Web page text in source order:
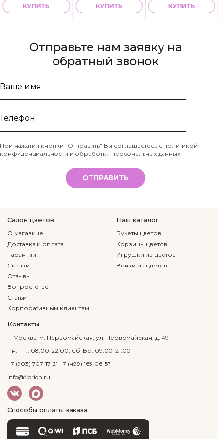
КУПИТЬ КУПИТЬ КУПИТЬ
Отправьте нам заявку на
обратный звонок
Ваше
Телефон
*
При нажатии кнопки "Отправить" Вы соглашаетесь с политикой
конфиденциальности и обработки персональных данных
ОТПРАВИТЬ
Салон цветов
О магазине
Доставка и оплата
Гарантии
Скидки
Отзывы
Вопрос-ответ
Статьи
Корпоративным клиентам
Наш каталог
Букеты цветов
Корзины цветов
Игрушки из цветов
Венки из цветов
Контакты
г. Москва, м. Первомайская, ул. Первомайская, д. 49
Пн.-Пт.: 08:00-22:00, Сб-Вс.: 09:00-21:00
+7 (903) 707-17-21 +7 (499) 165-06-57
info@florion.ru
Способы оплаты заказа